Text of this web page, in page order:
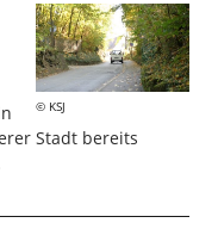
KSJ
Stadt bereits